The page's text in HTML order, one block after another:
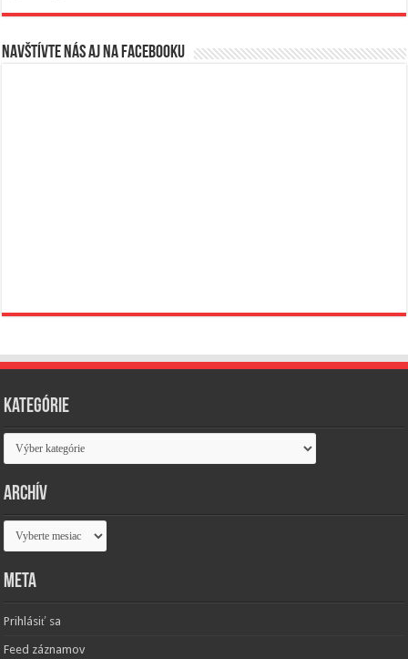
Navštívte nás aj na Facebooku
Kategórie
Kategórie
Archív
Archív
Meta
Prihlásiť sa
Feed záznamov